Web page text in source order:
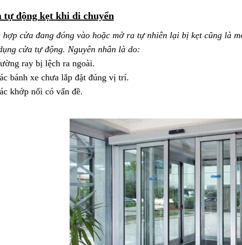
tự động kẹt khi di chuyển
hợp cửa đang đóng vào hoặc mở ra tự nhiên lại bị kẹt cũng là
cửa tự động. Nguyên nhân là do:
ray bị lệch ra ngoài.
bánh xe chưa lắp đặt đúng vị trí.
khớp nối có vấn đề.